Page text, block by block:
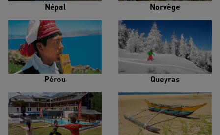
Népal Norvège
Pérou Queyras